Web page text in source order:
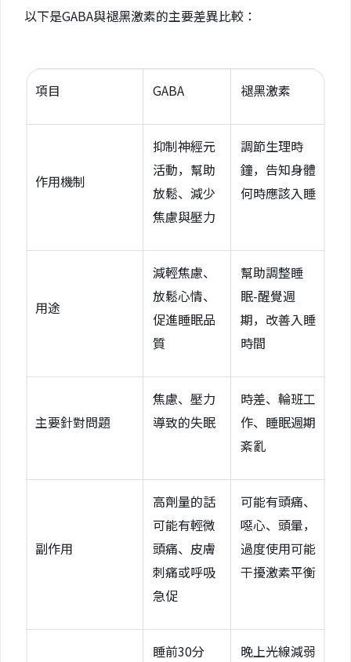
以下是GABA與褪黑激素的主要差異比較：
項目 GABA 褪黑激素
作用機制
抑制神經元
活動，幫助
放鬆、減少
焦慮與壓力
調節生理時
鐘，告知身體
何時應該入睡
用途
減輕焦慮、
放鬆心情、
促進睡眠品
質
幫助調整睡
眠-醒覺週
期，改善入睡
時間
主要針對問題
焦慮、壓力
導致的失眠
時差、輪班工
作、睡眠週期
紊亂
副作用
高劑量的話
可能有輕微
頭痛、皮膚
刺痛或呼吸
急促
可能有頭痛、
噁心、頭暈，
過度使用可能
干擾激素平衡
睡前30分
晚上光線減弱